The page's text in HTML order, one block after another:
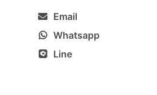
Email
Whatsapp
Line